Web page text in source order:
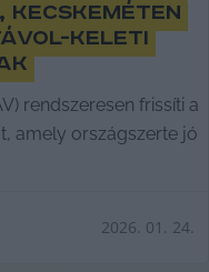
keleti
rendszeresen frissíti a
amely országszerte jó
2026. 01. 24.